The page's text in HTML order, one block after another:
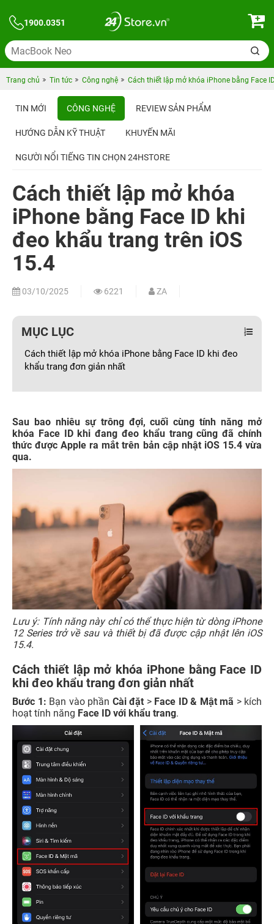
1900.0351
Trang chủ Tin tức Công nghệ Cách thiết lập mở khóa iPhone bằng Face
TIN MỚI CÔNG NGHỆ REVIEW SẢN PHẨM
HƯỚNG DẪN KỸ THUẬT KHUYẾN MÃI
NGƯỜI NỔI TIẾNG TIN CHỌN 24HSTORE
Cách thiết lập mở khóa
iPhone bằng Face ID khi
đeo khẩu trang trên iOS
15.4
03/10/2025 6221 ZA
MỤC LỤC
Cách thiết lập mở khóa iPhone bằng Face ID khi đeo
khẩu trang đơn giản nhất
Sau bao nhiêu sự trông đợi, cuối cùng tính năng mở
khóa Face ID khi đang đeo khẩu trang cũng đã chính
thức được Apple ra mắt trên bản cập nhật iOS 15.4 vừa
qua.
Lưu ý: Tính năng này chỉ có thể thực hiện từ dòng iPhone
12 Series trở về sau và thiết bị đã được cập nhật lên iOS
15.4.
Cách thiết lập mở khóa iPhone bằng Face ID
khi đeo khẩu trang đơn giản nhất
Bước 1: Bạn vào phần Cài đặt > Face ID & Mật mã > kích
hoạt tính năng Face ID với khẩu trang.